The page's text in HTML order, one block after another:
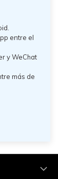
entre el
y WeChat
más de